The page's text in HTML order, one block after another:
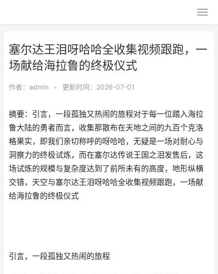
塞尔达王泪呀哈哈全收集视频跟跑，一
场献给海拉鲁的终极仪式
作者： admin • 更新时间：2026-07-01
摘要：引言，一段孤独又热闹的旅程对于每一位踏入海拉
鲁大陆的勇者而言，收集那散布在天地之间的九百个克洛
格果实，即我们亲切称呼的呀哈哈，无疑是一场对耐心与
洞察力的终极试炼，而在塞尔达传说王国之泪发售后，这
场试炼的规模与复杂度达到了前所未有的高度，地形纵横
交错，天空与塞尔达王泪呀哈哈全收集视频跟跑，一场献
给海拉鲁的终极仪式
引言，一段孤独又热闹的旅程